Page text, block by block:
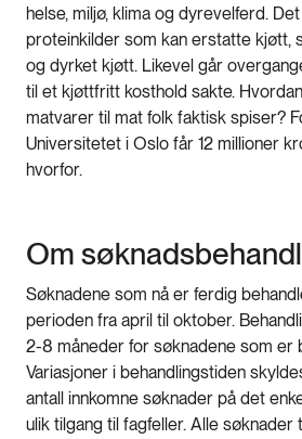
helse, miljø, klima og dyrevelferd.
proteinkilder som kan erstatte kjøtt,
og dyrket kjøtt. Likevel går
til et kjøttfritt kosthold sakte.
matvarer til mat folk faktisk spiser?
Universitetet i Oslo får 12 millioner
hvorfor.
Om
Søknadene som nå er ferdig
perioden fra april til oktober.
2-8 måneder for søknadene som er
Variasjoner i behandlingstiden
antall innkomne søknader på det
ulik tilgang til fagfeller. Alle søknader